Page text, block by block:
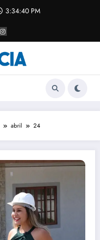
3:34:41 PM
abril 24